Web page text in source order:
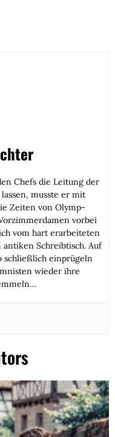
Chefs die Leitung der
musste er mit
Zeiten von Olymp-
vorbei
vom hart erarbeiteten
Schreibtisch. Auf
schließlich einprügeln
wieder ihre